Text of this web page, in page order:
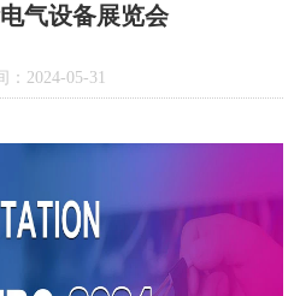
气设备展览会
：2024-05-31